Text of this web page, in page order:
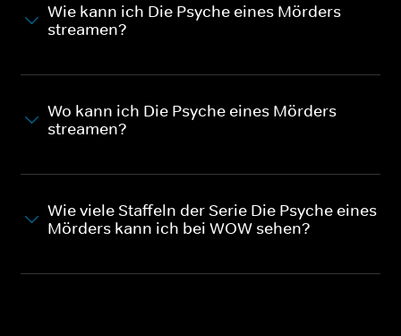
Wie kann ich Die Psyche eines Mörders
streamen?
Wo kann ich Die Psyche eines Mörders
streamen?
Wie viele Staffeln der Serie Die Psyche eines
Mörders kann ich bei WOW sehen?